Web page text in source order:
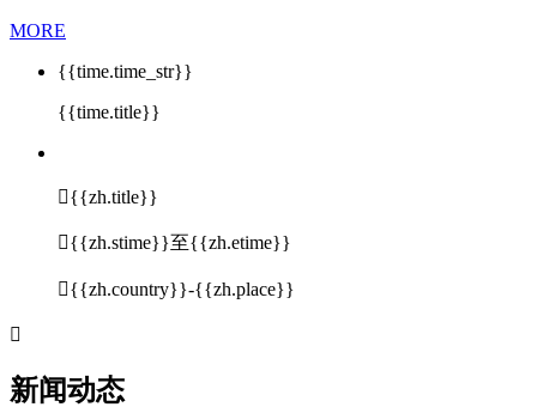
MORE
{{time.time_str}}
{{time.title}}
{{zh.title}}
{{zh.stime}}至{{zh.etime}}
{{zh.country}}-{{zh.place}}

新闻动态